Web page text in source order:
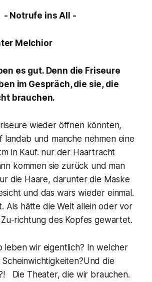
- Notrufe ins All -
Melchior
es gut. Denn die Friseure
im Gespräch, die sie, die
brauchen.
wieder öffnen könnten,
landab und manche nehmen eine
in Kauf. nur der Haartracht
kommen sie zurück und man
die Haare, darunter die Maske
und das wars wieder einmal.
Als hätte die Welt allein oder vor
richtung des Kopfes gewartet.
leben wir eigentlich? In welcher
die
Die Theater, die wir brauchen.